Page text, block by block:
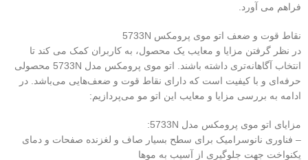
فراهم می آورد.
نقاط قوت و ضعف اتو موی پرومکس 5733N
در نظر گرفتن مزایا و معایب یک محصول، به کاربران کمک می کند تا
انتخاب آگاهانه‌تری داشته باشند. اتو موی پرومکس مدل 5733N محصولی
حرفه‌ای و با کیفیت است که دارای نقاط قوت و ضعف‌هایی می‌باشد. در
ادامه به بررسی مزایا و معایب این اتو مو می‌پردازیم:
مزایای اتو موی پرومکس مدل 5733N:
– فناوری نانوسرامیک برای سطح بسیار صاف و لغزنده صفحات و دمای
یکنواخت جهت جلوگیری از آسیب به موها